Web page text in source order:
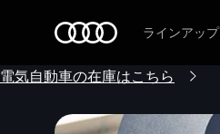
ラインアップ
電気自動車の在庫はこちら